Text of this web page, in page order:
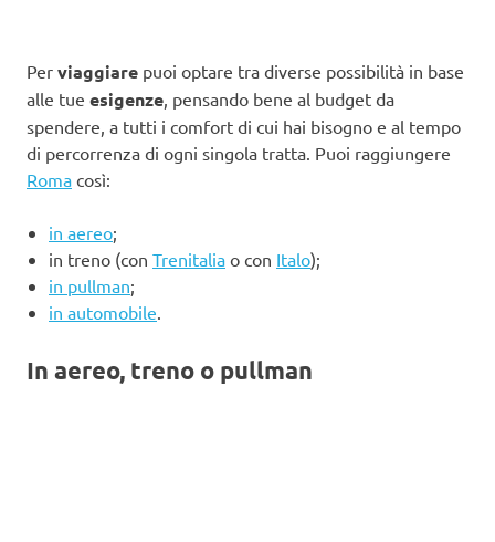
Per viaggiare puoi optare tra diverse possibilità in base
alle tue esigenze , pensando bene al budget da
spendere, a tutti i comfort di cui hai bisogno e al tempo
di percorrenza di ogni singola tratta. Puoi raggiungere
Roma così:
in aereo;
in treno (con Trenitalia o con Italo);
in pullman;
in automobile
In aereo, treno o pullman